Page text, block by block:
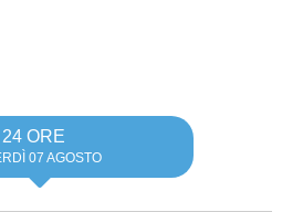
24 ORE
07 AGOSTO